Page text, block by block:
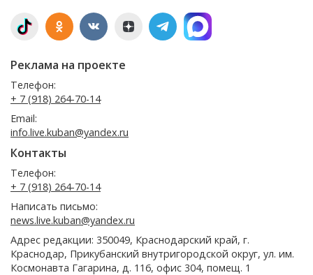
Реклама на проекте
Телефон:
+ 7 (918) 264-70-14
Email:
info.live.kuban@yandex.ru
Контакты
Телефон:
+ 7 (918) 264-70-14
Написать письмо:
news.live.kuban@yandex.ru
Адрес редакции: 350049, Краснодарский край, г.
Краснодар, Прикубанский внутригородской округ, ул. им.
Космонавта Гагарина, д. 116, офис 304, помещ. 1